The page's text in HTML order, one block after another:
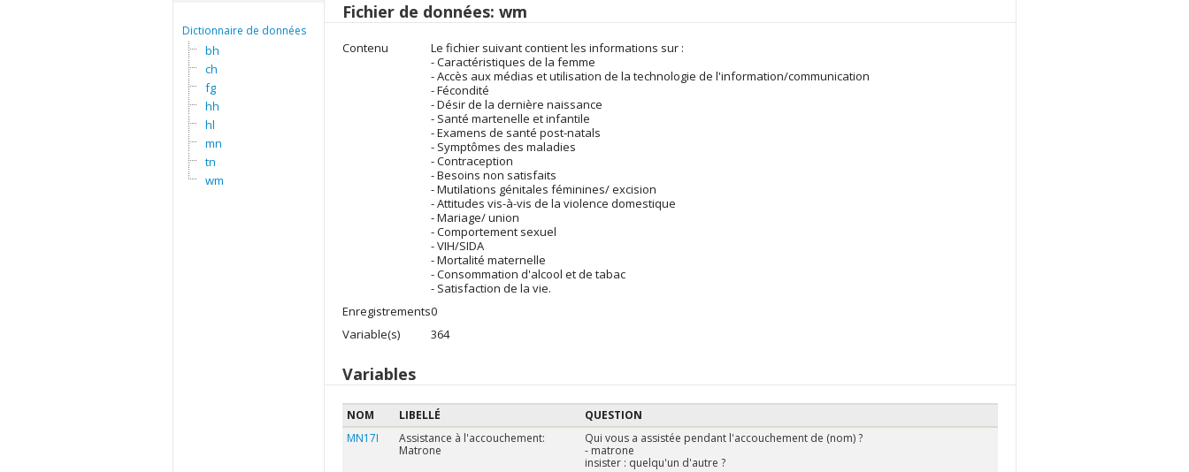
Dictionnaire de données
bh
ch
fg
hh
hl
mn
tn
wm
Fichier de données: wm
Contenu
Le fichier suivant contient les informations sur :
- Caractéristiques de la femme
- Accès aux médias et utilisation de la technologie de l'information/communication
- Fécondité
- Désir de la dernière naissance
- Santé martenelle et infantile
- Examens de santé post-natals
- Symptômes des maladies
- Contraception
- Besoins non satisfaits
- Mutilations génitales féminines/ excision
- Attitudes vis-à-vis de la violence domestique
- Mariage/ union
- Comportement sexuel
- VIH/SIDA
- Mortalité maternelle
- Consommation d'alcool et de tabac
- Satisfaction de la vie.
Enregistrements0
Variable(s)
364
Variables
NOM LIBELLÉ
QUESTION
MN17I
Assistance à l'accouchement:
Matrone
Qui vous a assistée pendant l'accouchement de (nom) ?
- matrone
insister : quelqu'un d'autre ?